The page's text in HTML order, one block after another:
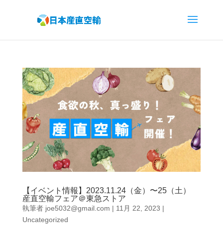
【イベント情報】2023.11.24（金）〜25（土）
産直空輸フェア＠東急ストア
執筆者 joe5032@gmail.com | 11月 22, 2023 |
Uncategorized